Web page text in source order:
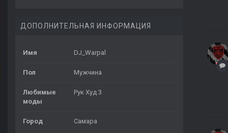
ДОПОЛНИТЕЛЬНАЯ ИНФОРМАЦИЯ
Имя DJ_Warpal
Пол Мужчина
Любимые
моды
Рук Худ 3
Город Самара